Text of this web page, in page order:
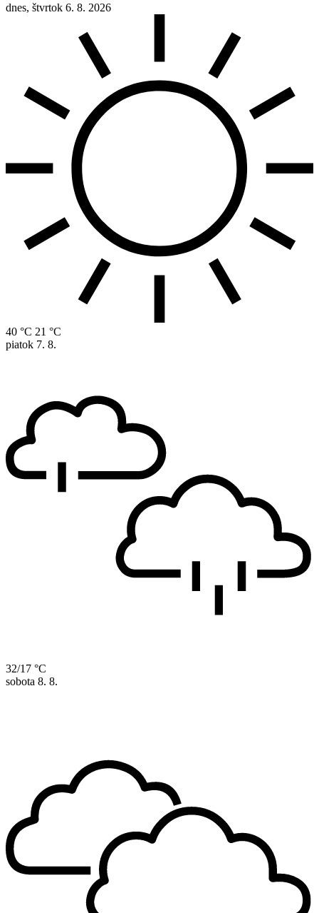
dnes, štvrtok 6. 8. 2026
40 °C 21 °C
piatok 7. 8.
32/17 °C
sobota 8. 8.